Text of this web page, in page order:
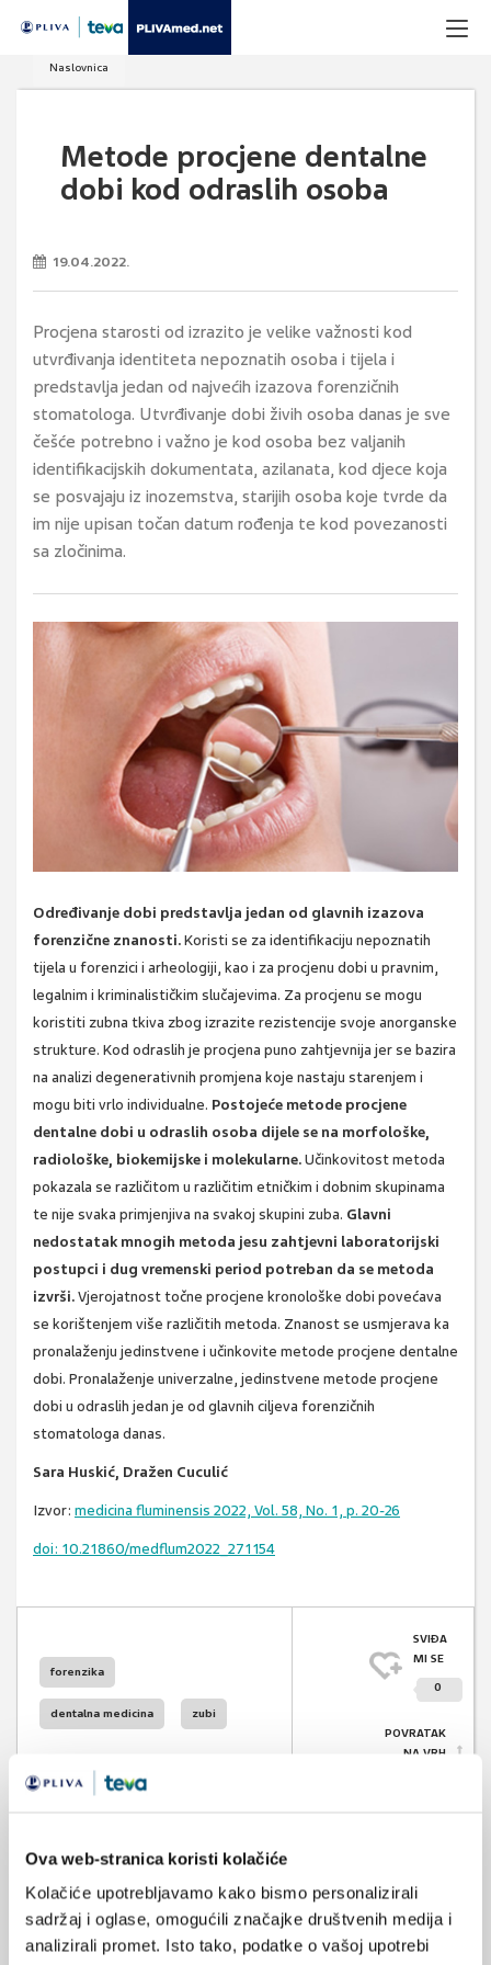
Ova web-stranica koristi kolačiće
Kolačiće upotrebljavamo kako bismo personalizirali
sadržaj i oglase, omogućili značajke društvenih medija i
analizirali promet. Isto tako, podatke o vašoj upotrebi
Naslovnica
Metode procjene dentalne
dobi kod odraslih osoba
19.04.2022.
Procjena starosti od izrazito je velike važnosti kod
utvrđivanja identiteta nepoznatih osoba i tijela i
predstavlja jedan od najvećih izazova forenzičnih
stomatologa. Utvrđivanje dobi živih osoba danas je sve
češće potrebno i važno je kod osoba bez valjanih
identifikacijskih dokumentata, azilanata, kod djece koja
se posvajaju iz inozemstva, starijih osoba koje tvrde da
im nije upisan točan datum rođenja te kod povezanosti
sa zločinima.
Određivanje dobi predstavlja jedan od glavnih izazova
forenzične znanosti.Koristi se za identifikaciju nepoznatih
tijela u forenzici i arheologiji, kao i za procjenu dobi u pravnim,
legalnim i kriminalističkim slučajevima. Za procjenu se mogu
koristiti zubna tkiva zbog izrazite rezistencije svoje anorganske
strukture. Kod odraslih je procjena puno zahtjevnija jer se bazira
na analizi degenerativnih promjena koje nastaju starenjem i
mogu biti vrlo individualne. Postojeće metode procjene
dentalne dobi u odraslih osoba dijele se na morfološke,
radiološke, biokemijske i molekularne.Učinkovitost metoda
pokazala se različitom u različitim etničkim i dobnim skupinama
te nije svaka primjenjiva na svakoj skupini zuba. Glavni
nedostatak mnogih metoda jesu zahtjevni laboratorijski
postupci i dug vremenski period potreban da se metoda
izvrši.Vjerojatnost točne procjene kronološke dobi povećava
se korištenjem više različitih metoda. Znanost se usmjerava ka
pronalaženju jedinstvene i učinkovite metode procjene dentalne
dobi. Pronalaženje univerzalne, jedinstvene metode procjene
dobi u odraslih jedan je od glavnih ciljeva forenzičnih
stomatologa danas.
Sara Huskić, Dražen Cuculić
Izvor: medicina fluminensis 2022, Vol. 58, No. 1, p. 20-26
doi: 10.21860/medflum2022_271154
forenzika
dentalna medicina zubi
SVIĐA
MI SE
0
POVRATAK
NA VRH
VEZANI SADRŽAJ
05.04.2025.